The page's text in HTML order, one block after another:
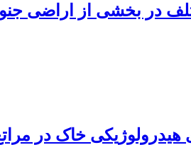
در بخشی از اراضی
خاک در